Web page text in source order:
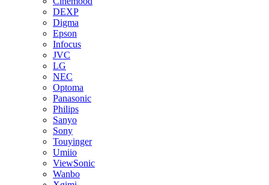
DEXP
Digma
Epson
Infocus
JVC
LG
NEC
Optoma
Panasonic
Philips
Sanyo
Sony
Touyinger
Umiio
ViewSonic
Wanbo